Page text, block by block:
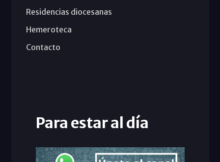
Residencias diocesanas
Hemeroteca
Contacto
Para estar al día